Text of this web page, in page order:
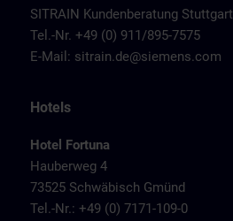
SITRAIN Kundenberatung Stuttgart
Tel.-Nr. +49 (0) 911/895-7575
E-Mail: sitrain.de@siemens.com
Hotels
Hotel Fortuna
Hauberweg 4
73525 Schwäbisch Gmünd
Tel.-Nr.: +49 (0) 7171-109-0